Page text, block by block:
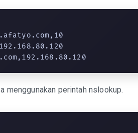
menggunakan perintah nslookup.